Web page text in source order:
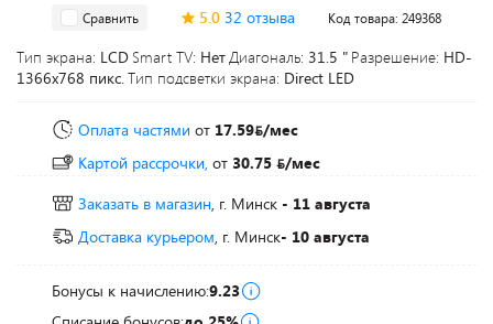
Сравнить 5.0 32 отзыва Код товара: 249368
Тип экрана: LCD Smart TV: НетДиагональ: 31.5 " Разрешение: HD-
1366x768 пикс.Тип подсветки экрана: Direct LED
Оплата частями от 17.59 /мес
Картой рассрочки, от 30.75
/мес
Заказать в магазин, г. Минск - 11 августа
Доставка курьером, г. Минск- 10 августа
Бонусы к начислению:9.23